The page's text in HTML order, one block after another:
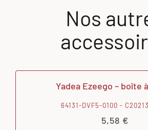
Nos
Yadea Ezeego – boîte
64131-DVF5-0100 -
5,58 €